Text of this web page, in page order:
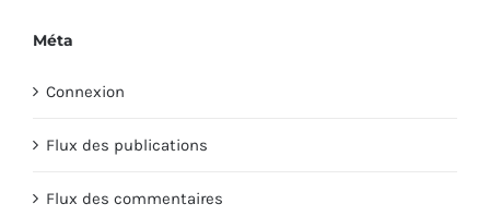
Méta
Connexion
Flux des publications
Flux des commentaires